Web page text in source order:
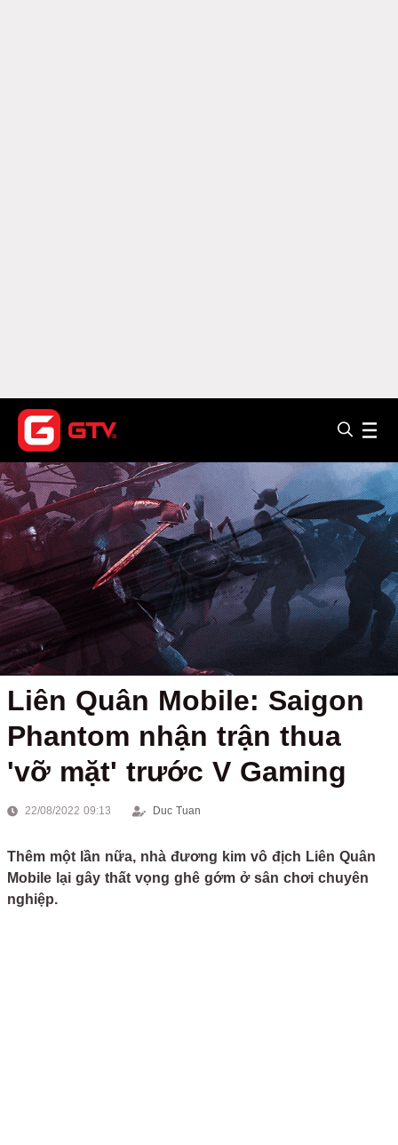
Liên Quân Mobile: Saigon
Phantom nhận trận thua
'vỡ mặt' trước V Gaming
22/08/2022 09:13 Duc Tuan
Thêm một lần nữa, nhà đương kim vô địch Liên Quân
Mobile lại gây thất vọng ghê gớm ở sân chơi chuyên
nghiệp.